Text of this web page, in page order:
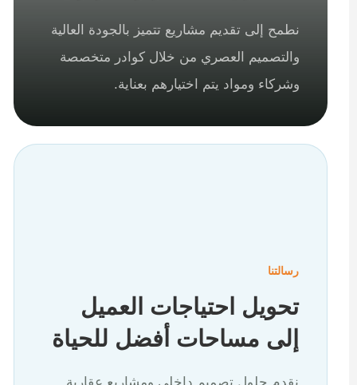
نطمح إلى تقديم مشاريع تتميز بالجودة العالية
والتصميم العصري من خلال كوادر متخصصة
وشركاء ومواد يتم اختيارهم بعناية.
رسالتنا
تحويل احتياجات العميل
إلى مساحات أفضل للحياة